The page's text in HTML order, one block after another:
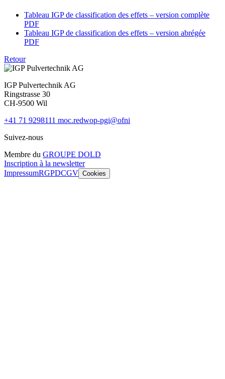
Tableau IGP de classification des effets – version complète
PDF
Tableau IGP de classification des effets – version abrégée
PDF
Retour
IGP Pulvertechnik AG
Ringstrasse 30
CH-9500 Wil
+41 71 9298111 moc.redwop-pgi@ofni
Suivez-nous
Membre du GROUPE DOLD
Inscription à la newsletter
ImpressumRGPDCGV Cookies